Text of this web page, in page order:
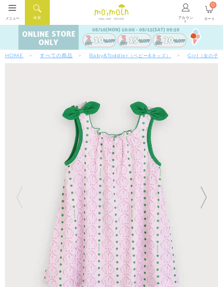
ONLINE STORE アカウン
ト
検索
メニュー カート
0
HOME すべての商品 Baby&Toddler （ベビー&キッズ） Girl （女の子）